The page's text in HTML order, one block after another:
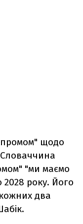
щодо
"ми маємо
2028 року. Його
два